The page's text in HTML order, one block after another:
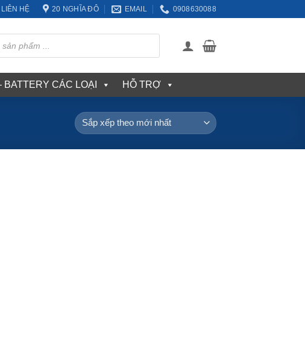
LIÊN HỆ 20 NGHĨA ĐÔ EMAIL 0908630088
BATTERY CÁC LOẠI HỖ TRỢ